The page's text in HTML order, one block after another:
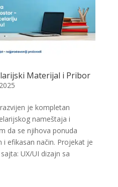
Materijal i Pribor
je kompletan
nameštaja i
da se njihova ponuda
efikasan način. Projekat je
UX/UI dizajn sa